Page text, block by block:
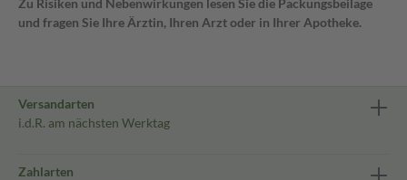
Zu Risiken und Nebenwirkungen lesen Sie die Packungsbeilage
und fragen Sie Ihre Ärztin, Ihren Arzt oder in Ihrer Apotheke.
Versandarten
i.d.R. am nächsten Werktag
Zahlarten